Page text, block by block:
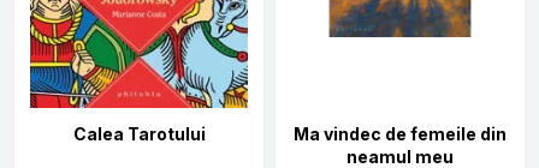
Calea Tarotului
Ma vindec de femeile din
neamul meu